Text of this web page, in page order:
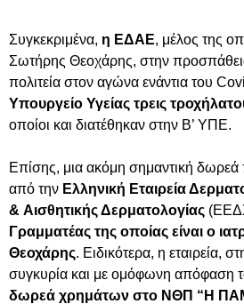
Συγκεκριμένα, η ΕΔΑΕ, μέλος της
Σωτήρης Θεοχάρης, στην
πολιτεία στον αγώνα ενάντια του
Υπουργείο Υγείας τρεις
οποίοι και διατέθηκαν στην Β’ ΥΠΕ.
Επίσης, μια ακόμη σημαντική
από την Ελληνική Εταιρεία
& Αισθητικής Δερματολογίας
Γραμματέας της οποίας είναι ο
Θεοχάρης. Ειδικότερα, η εταιρεία,
συγκυρία και με ομόφωνη απόφαση
δωρεά χρημάτων στο ΝΘΠ “Η